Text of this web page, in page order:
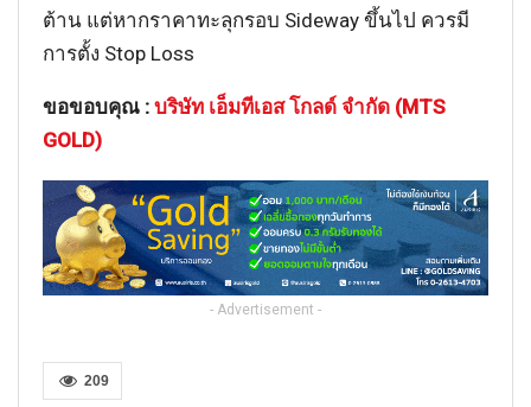
ต้าน แต่หากราคาทะลุกรอบ Sideway ขึ้นไป ควรมี
การตั้ง Stop Loss
ขอขอบคุณ : บริษัท เอ็มทีเอส โกลด์ จำกัด (MTS
GOLD)
- Advertisement -
209